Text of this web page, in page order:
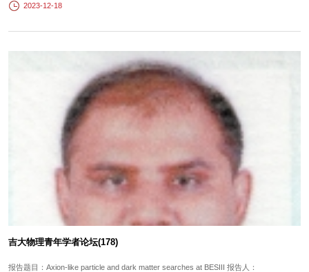
2023-12-18
吉大物理青年学者论坛(178)
报告题目：Axion-like particle and dark matter searches at BESIII 报告人：